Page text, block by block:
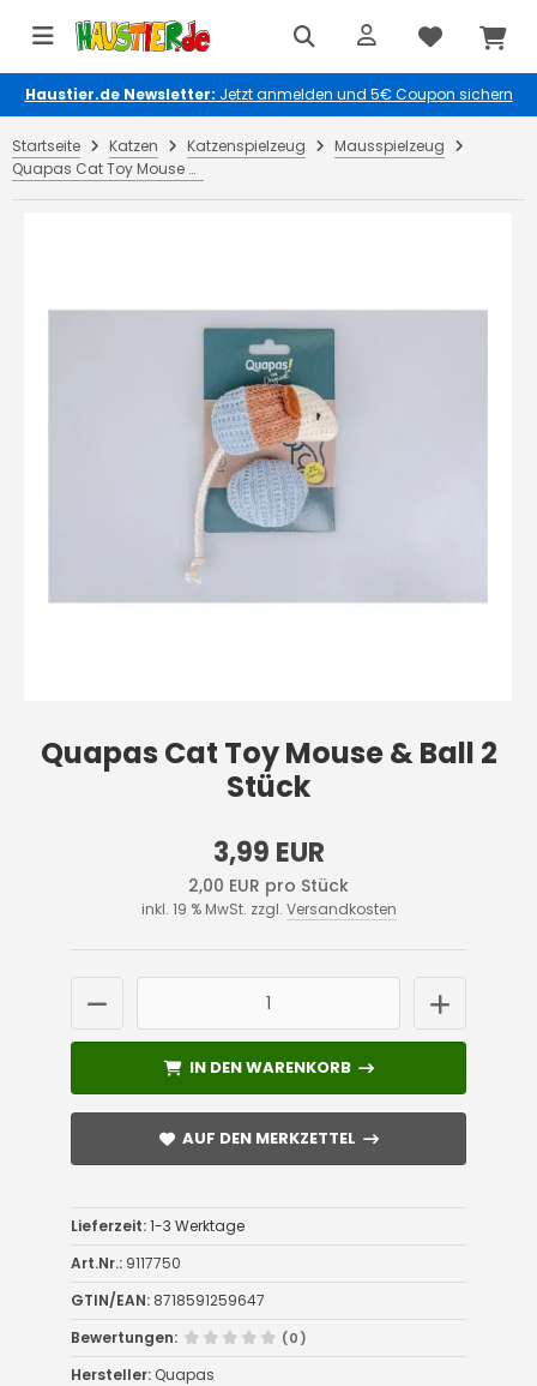
Haustier.de Newsletter: Jetzt anmelden und 5€ Coupon sichern
Startseite Katzen Katzenspielzeug
Mausspielzeug
Quapas Cat Toy Mouse & Ball 2 Stück
Quapas Cat Toy Mouse & Ball 2
Stück
3,99 EUR
2,00 EUR pro Stück
inkl. 19 % MwSt. zzgl. Versandkosten
IN DEN WARENKORB
IN DEN WARENKORB
AUF DEN MERKZETTEL
AUF DEN MERKZETTEL
Lieferzeit:1-3 Werktage
Art.Nr.: 9117750
GTIN/EAN: 8718591259647
Bewertungen:
(0)
Hersteller: Quapas